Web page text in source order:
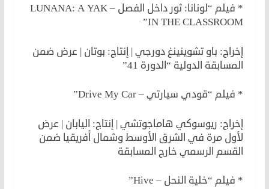
* فيلم “لونانا: ثور داخل الفصل – LUNANA: A YAK
IN THE CLASSROOM”
إخراج: باو تشوينينغ دورجي | إنتاج: بوتان | عرض ضمن
المسابقة الدولية “الدورة 41”
* فيلم “قودي سيارتي – Drive My Car”
إخراج: ريوسوكي هاماجوتشي | إنتاج: اليابان | عرض
لأول مرة في الشرق الأوسط وشمال أفريقيا ضمن
القسم الرسمي خارج المسابقة
* فيلم “خلية النحل – Hive”